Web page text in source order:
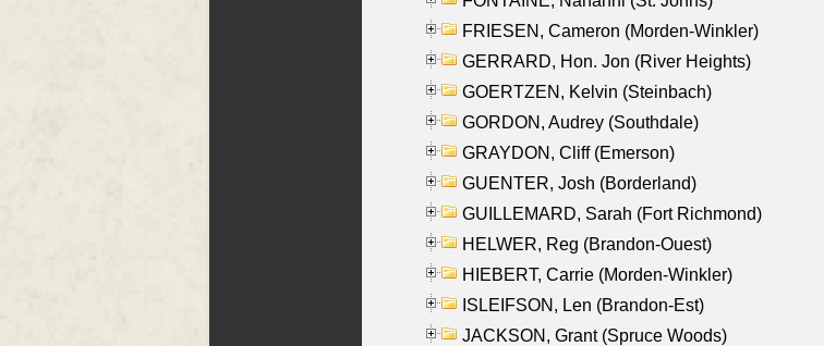
FRIESEN, Cameron (Morden-Winkler)
GERRARD, Hon. Jon (River Heights)
GOERTZEN, Kelvin (Steinbach)
GORDON, Audrey (Southdale)
GRAYDON, Cliff (Emerson)
GUENTER, Josh (Borderland)
GUILLEMARD, Sarah (Fort Richmond)
HELWER, Reg (Brandon-Ouest)
HIEBERT, Carrie (Morden-Winkler)
ISLEIFSON, Len (Brandon-Est)
JACKSON, Grant (Spruce Woods)